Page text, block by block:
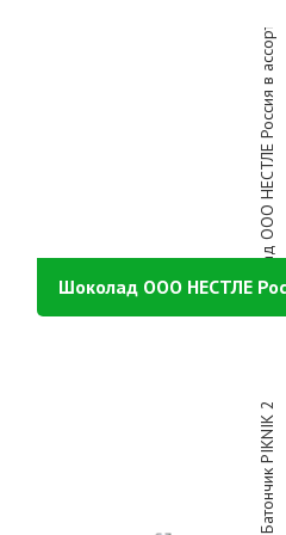
Шоколад ООО НЕСТЛЕ